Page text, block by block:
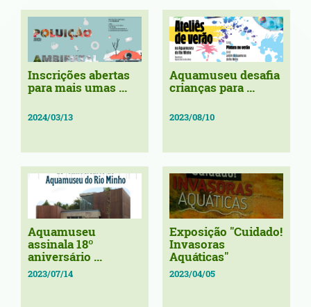
Inscrições abertas
para mais umas ...
2024/03/13
Aquamuseu desafia
crianças para ...
2023/08/10
Aquamuseu
assinala 18º
aniversário ...
2023/07/14
Exposição "Cuidado!
Invasoras
Aquáticas"
2023/04/05